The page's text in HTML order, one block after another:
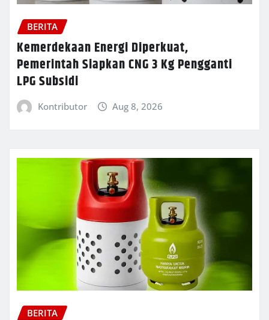
BERITA
Kemerdekaan Energi Diperkuat,
Pemerintah Siapkan CNG 3 Kg Pengganti
LPG Subsidi
Kontributor Aug 8, 2026
BERITA